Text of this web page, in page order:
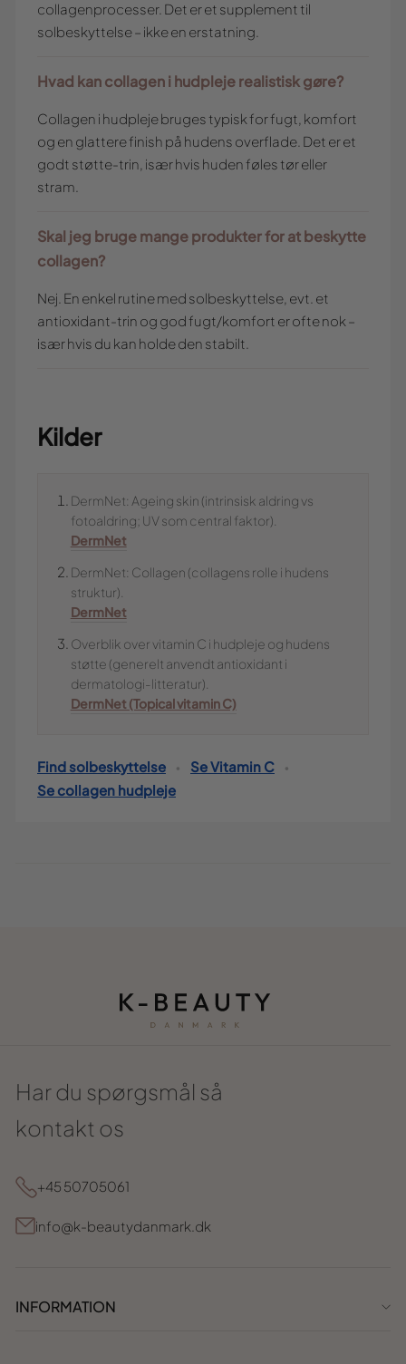
collagenprocesser. Det er et supplement til
solbeskyttelse – ikke en erstatning.
Hvad kan collagen i hudpleje realistisk gøre?
Collagen i hudpleje bruges typisk for fugt, komfort
og en glattere finish på hudens overflade. Det er et
godt støtte-trin, især hvis huden føles tør eller
stram.
Skal jeg bruge mange produkter for at beskytte
collagen?
Nej. En enkel rutine med solbeskyttelse, evt. et
antioxidant-trin og god fugt/komfort er ofte nok –
især hvis du kan holde den stabilt.
Kilder
DermNet: Ageing skin (intrinsisk aldring vs
fotoaldring; UV som central faktor).
DermNet
DermNet: Collagen (collagens rolle i hudens
struktur).
DermNet
Overblik over vitamin C i hudpleje og hudens
støtte (generelt anvendt antioxidant i
dermatologi-litteratur).
DermNet (Topical vitamin C)
Find solbeskyttelse • Se Vitamin C •
Se collagen hudpleje
Har du spørgsmål så
kontakt os
+45 50705061
info@k-beautydanmark.dk
INFORMATION